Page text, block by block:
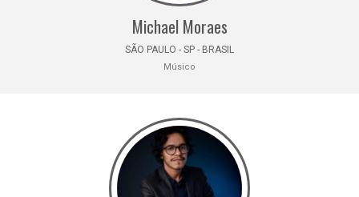
Michael Moraes
SÃO PAULO - SP - BRASIL
Músico